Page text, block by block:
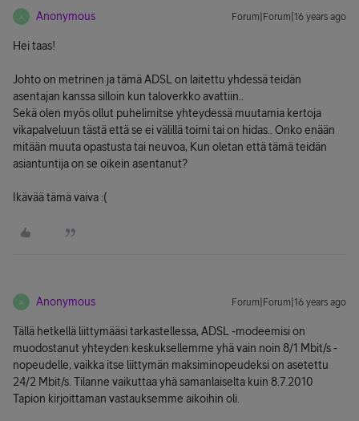
A Anonymous Forum|Forum|16 years ago
Hei taas!
Johto on metrinen ja tämä ADSL on laitettu yhdessä teidän
asentajan kanssa silloin kun taloverkko avattiin..
Sekä olen myös ollut puhelimitse yhteydessä muutamia kertoja
vikapalveluun tästä että se ei välillä toimi tai on hidas.. Onko enään
mitään muuta opastusta tai neuvoa, Kun oletan että tämä teidän
asiantuntija on se oikein asentanut?
Ikävää tämä vaiva :(
A Anonymous Forum|Forum|16 years ago
Tällä hetkellä liittymääsi tarkastellessa, ADSL -modeemisi on
muodostanut yhteyden keskuksellemme yhä vain noin 8/1 Mbit/s -
nopeudelle, vaikka itse liittymän maksiminopeudeksi on asetettu
24/2 Mbit/s. Tilanne vaikuttaa yhä samanlaiselta kuin 8.7.2010
Tapion kirjoittaman vastauksemme aikoihin oli.